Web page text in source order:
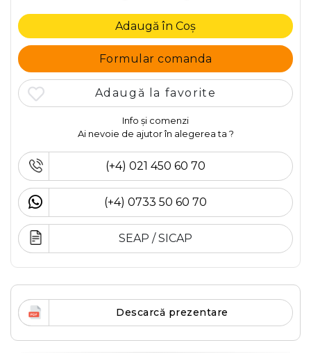
Adaugă în Coș
Formular comanda
Adaugă la favorite
Info și comenzi
Ai nevoie de ajutor în alegerea ta ?
(+4) 021 450 60 70
(+4) 0733 50 60 70
SEAP / SICAP
Descarcă prezentare